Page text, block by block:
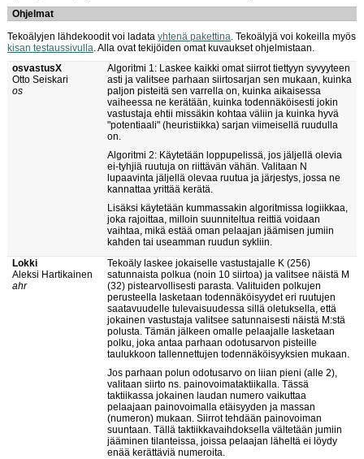
Ohjelmat
Tekoälyjen lähdekoodit voi ladata yhtenä pakettina. Tekoälyjä voi kokeilla myös
kisan testaussivulla. Alla ovat tekijöiden omat kuvaukset ohjelmistaan.
osvastusX
Otto Seiskari
os
Algoritmi 1: Laskee kaikki omat siirrot tiettyyn syvyyteen
asti ja valitsee parhaan siirtosarjan sen mukaan, kuinka
paljon pisteitä sen varrella on, kuinka aikaisessa
vaiheessa ne kerätään, kuinka todennäköisesti jokin
vastustaja ehtii missäkin kohtaa väliin ja kuinka hyvä
"potentiaali" (heuristiikka) sarjan viimeisellä ruudulla
on.
Algoritmi 2: Käytetään loppupelissä, jos jäljellä olevia
ei-tyhjiä ruutuja on riittävän vähän. Valitaan N
lupaavinta jäljellä olevaa ruutua ja järjestys, jossa ne
kannattaa yrittää kerätä.
Lisäksi käytetään kummassakin algoritmissa logiikkaa,
joka rajoittaa, milloin suunniteltua reittiä voidaan
vaihtaa, mikä estää oman pelaajan jäämisen jumiin
kahden tai useamman ruudun sykliin.
Lokki
Aleksi Hartikainen
ahr
Tekoäly laskee jokaiselle vastustajalle K (256)
satunnaista polkua (noin 10 siirtoa) ja valitsee näistä M
(32) pistearvollisesti parasta. Valituiden polkujen
perusteella lasketaan todennäköisyydet eri ruutujen
saatavuudelle tulevaisuudessa sillä oletuksella, että
jokainen vastustaja valitsee satunnaisesti näistä M:stä
polusta. Tämän jälkeen omalle pelaajalle lasketaan
polku, joka antaa parhaan odotusarvon pisteille
taulukkoon tallennettujen todennäköisyyksien mukaan.
Jos parhaan polun odotusarvo on liian pieni (alle 2),
valitaan siirto ns. painovoimataktiikalla. Tässä
taktiikassa jokainen laudan numero vaikuttaa
pelaajaan painovoimalla etäisyyden ja massan
(numeron) mukaan. Siirrot tehdään painovoiman
suuntaan. Tällä taktiikkavaihdoksella vältetään jumiin
jääminen tilanteissa, joissa pelaajan läheltä ei löydy
enää kerättäviä numeroita.